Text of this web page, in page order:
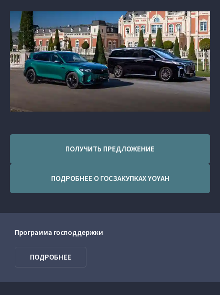
ПОЛУЧИТЬ ПРЕДЛОЖЕНИЕ
ПОДРОБНЕЕ О ГОСЗАКУПКАХ YOYAH
Программа господдержки
VOYAH Программа господдержки
ПОДРОБНЕЕ